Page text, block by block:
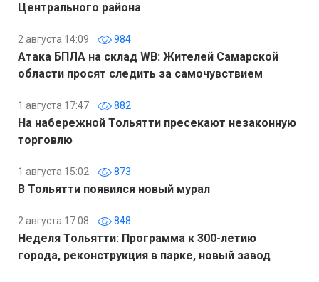
Центрального района
2 августа 14:09 984
Атака БПЛА на склад WB: Жителей Самарской
области просят следить за самочувствием
1 августа 17:47 882
На набережной Тольятти пресекают незаконную
торговлю
1 августа 15:02 873
В Тольятти появился новый мурал
2 августа 17:08 848
Неделя Тольятти: Программа к 300-летию
города, реконструкция в парке, новый завод